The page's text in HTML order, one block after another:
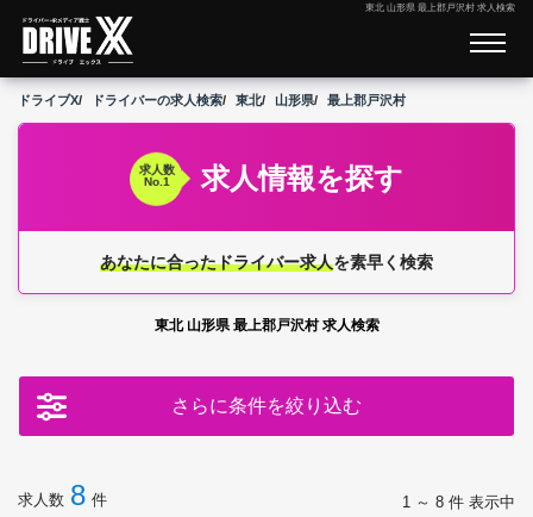
東北 山形県 最上郡戸沢村 求人検索
ドライブX ドライバーの求人検索 東北 山形県 最上郡戸沢村
求人数
No.1
求人情報を探す
あなたに合ったドライバー求人を素早く検索
東北 山形県 最上郡戸沢村 求人検索
さらに条件を絞り込む
求人数 8 件 1 ～ 8 件 表示中